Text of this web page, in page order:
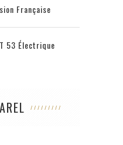
Française
53 Électrique